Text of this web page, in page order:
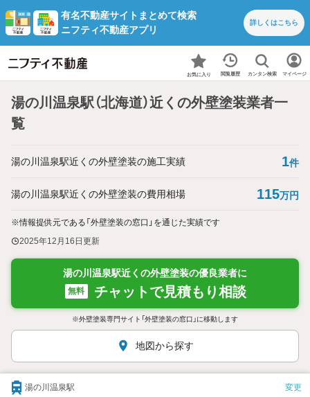
有名不動産サイトまとめて検索
ニフティ不動産アプリ
詳しくはこちら
お気に入り 閲覧履歴 カンタン検索 マイページ
湯の川温泉駅（北海道）近くの外壁塗装業者一
覧
湯の川温泉駅近くの外壁塗装の施工実績 1件
湯の川温泉駅近くの外壁塗装の費用相場 115万円
※情報提供元である「外壁塗装の窓口」を通じた実績です
2025年12月16日更新
湯の川温泉駅近くの外壁塗装の優良業者に
無料 チャットで見積もり相談
※外壁塗装専門サイト「外壁塗装の窓口」に移動します
地図から探す
湯の川温泉駅 変更